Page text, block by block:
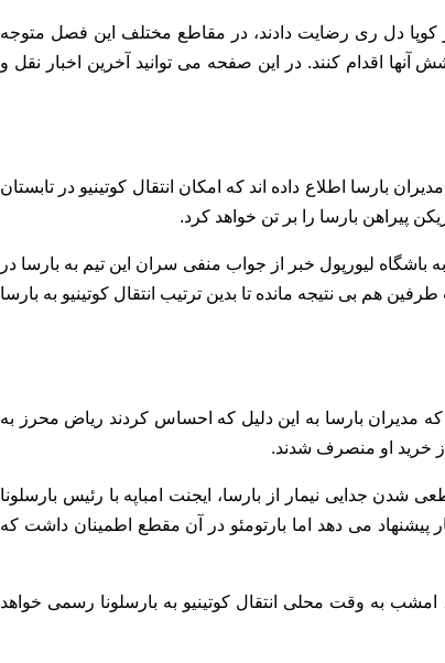
کوپا دل ری رضایت دادند، در مقاطع مختلف این فصل متوجه
آنها اقدام کنند. در این صفحه می توانید آخرین اخبار نقل و
بارسا اطلاع داده اند که امکان انتقال کوتینیو در تابستان
باشگاه لیورپول خبر از جواب منفی سران این تیم به بارسا در
هم بی نتیجه مانده تا بدین ترتیب انتقال کوتینیو به بارسا
که مدیران بارسا به این دلیل که احساس کردند ریاض محرز به
خرید او منصرف شدند.
پیش از قطعی شدن جدایی نیمار از بارسا، ایجنت امباپه با رئیس بارسلونا
پیشنهاد می دهد اما بارتومئو در آن مقطع اطمینان داشت که
– نشریه سان دقایقی پیش ادعا کرد که ساعت 20 امشب به وقت محلی انتقال کوتینیو به بارسلونا رسمی خواهد